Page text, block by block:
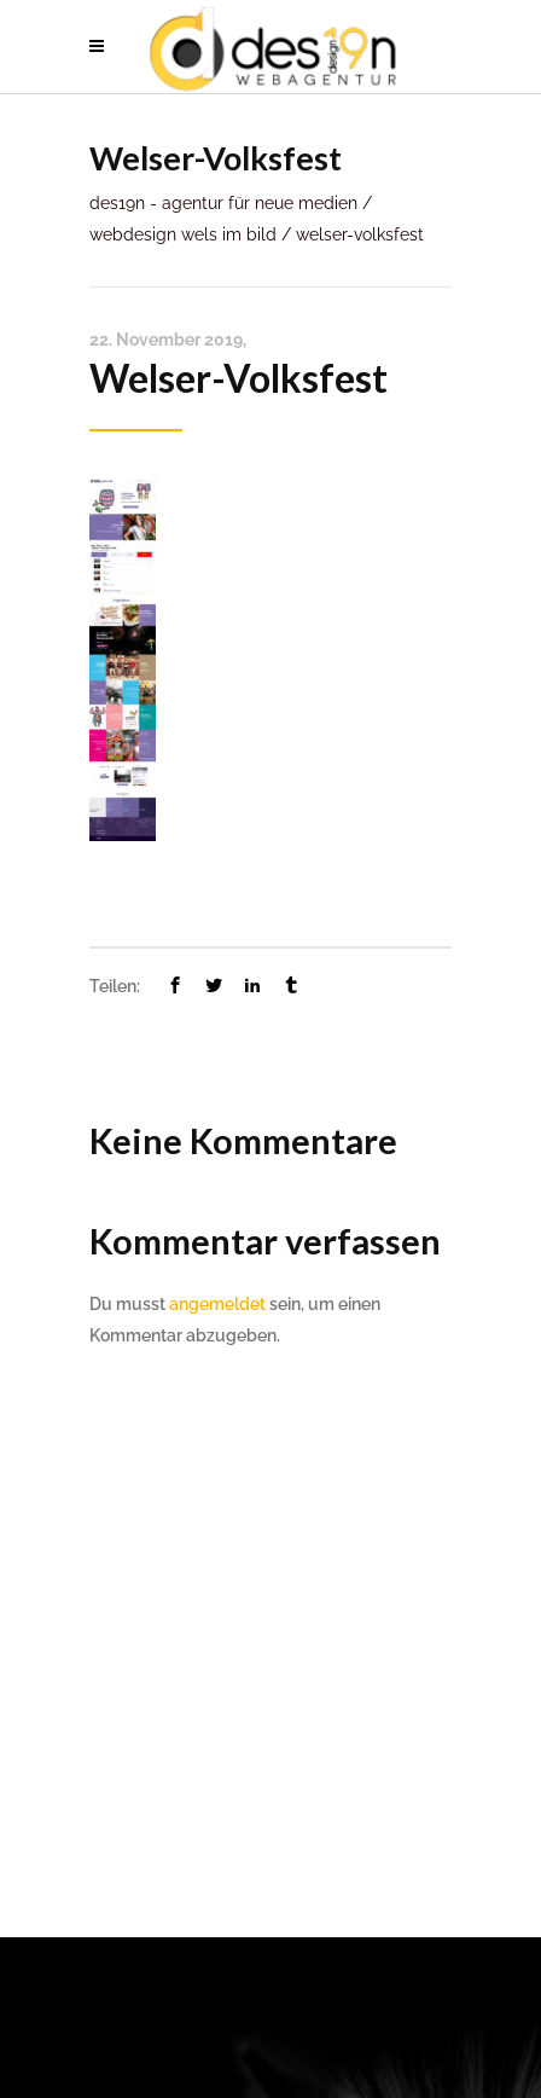
Welser-Volksfest
des19n - agentur für neue medien /
webdesign wels im bild / welser-volksfest
22. November 2019
Welser-Volksfest
Teilen:
Keine Kommentare
Kommentar verfassen
Du musstangemeldetsein, um einen
Kommentar abzugeben.